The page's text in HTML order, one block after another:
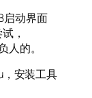
启动界面
，
的。
安装工具